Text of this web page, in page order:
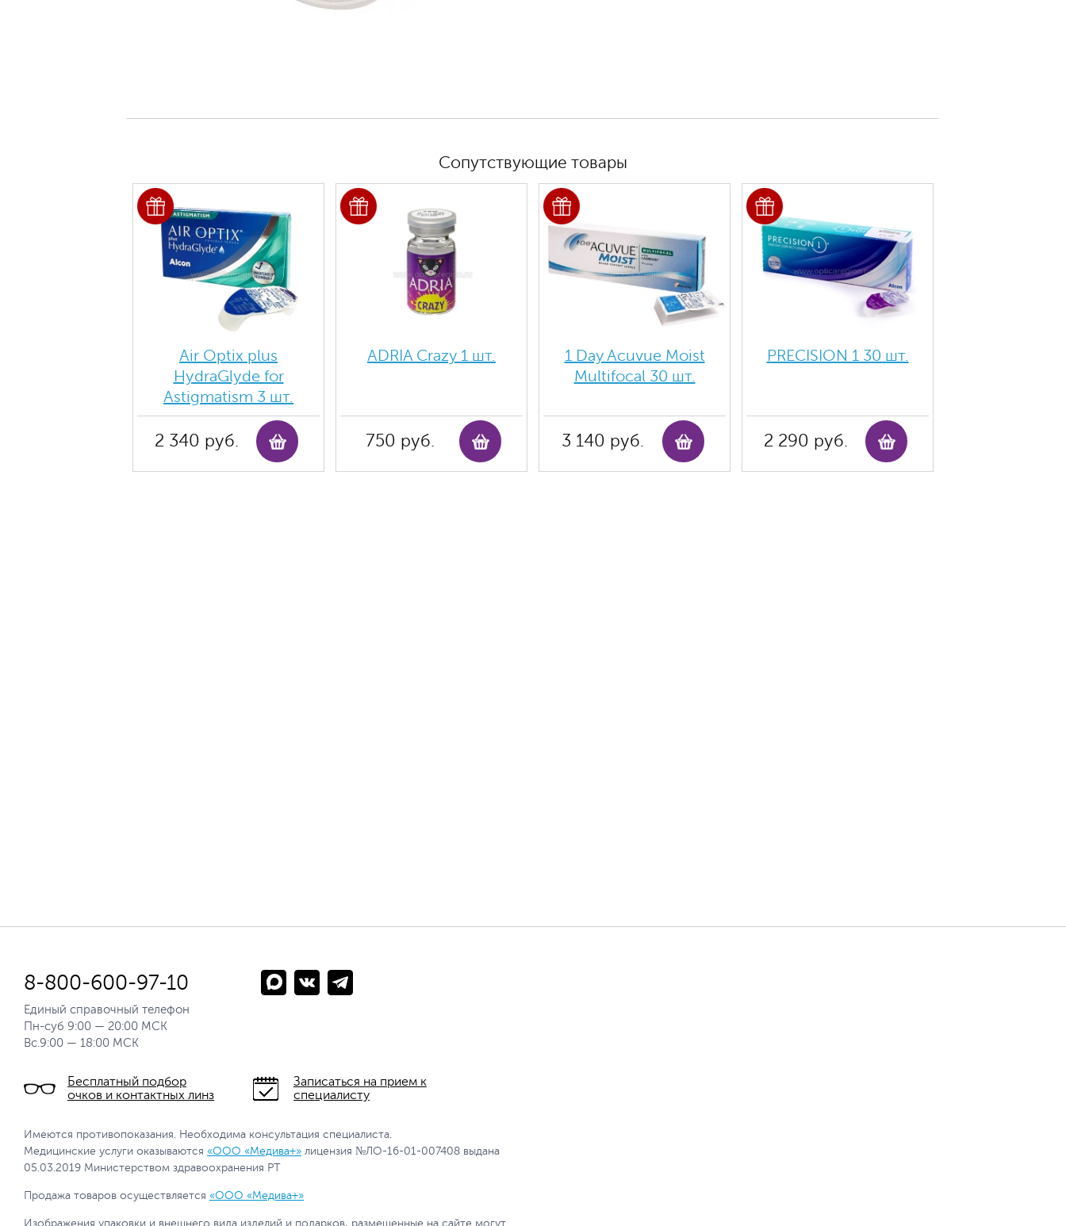
Сопутствующие товары
Air Optix plus
HydraGlyde for
Astigmatism 3 шт.
2 340 руб.
ADRIA Crazy 1 шт.
750 руб.
1 Day Acuvue Moist
Multifocal 30 шт.
3 140 руб.
PRECISION 1 30 шт.
2 290 руб.
8-800-600-97-10
Единый справочный телефон
Пн-суб 9:00 — 20:00 МСК
Вс.9:00 — 18:00 МСК
Бесплатный подбор
очков и контактных линз
Записаться на прием к
специалисту
Имеются противопоказания. Необходима консультация специалиста.
Медицинские услуги оказываются «ООО «Медива+» лицензия №ЛО-16-01-007408 выдана
05.03.2019 Министерством здравоохранения РТ
Продажа товаров осуществляется «ООО «Медива+»
Изображения упаковки и внешнего вида изделий и подарков, размещенные на сайте могут